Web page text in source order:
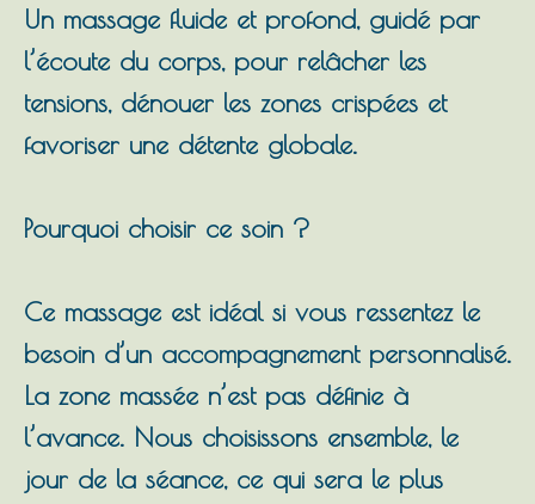
Un massage fluide et profond, guidé par
l’écoute du corps, pour relâcher les
tensions, dénouer les zones crispées et
favoriser une détente globale.
Pourquoi choisir ce soin ?
Ce massage est idéal si vous ressentez le
besoin d’un accompagnement personnalisé.
La zone massée n’est pas définie à
l’avance. Nous choisissons ensemble, le
jour de la séance, ce qui sera le plus